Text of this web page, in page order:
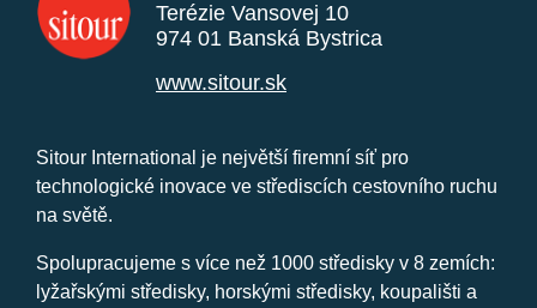
Terézie Vansovej 10
974 01 Banská Bystrica
www.sitour.sk
Sitour International je největší firemní síť pro
technologické inovace ve střediscích cestovního ruchu
na světě.
Spolupracujeme s více než 1000 středisky v 8 zemích:
lyžařskými středisky, horskými středisky, koupališti a